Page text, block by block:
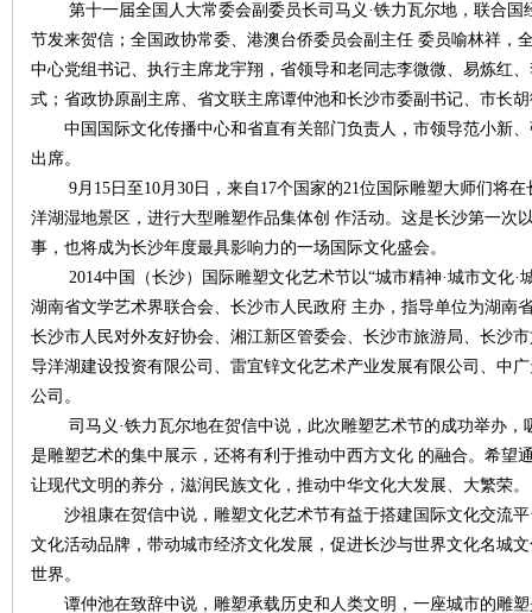
第十一届全国人大常委会副委员长司马义·铁力瓦尔地，联合国
节发来贺信；全国政协常委、港澳台侨委员会副主任 委员喻林祥，
中心党组书记、执行主席龙宇翔，省领导和老同志李微微、易炼红
式；省政协原副主席、省文联主席谭仲池和长沙市委副书记、市长
中国国际文化传播中心和省直有关部门负责人，市领导范小新、
出席。
9月15日至10月30日，来自17个国家的21位国际雕塑大师们将
洋湖湿地景区，进行大型雕塑作品集体创 作活动。这是长沙第一次
事，也将成为长沙年度最具影响力的一场国际文化盛会。
2014中国（长沙）国际雕塑文化艺术节以“城市精神·城市文化·
湖南省文学艺术界联合会、长沙市人民政府 主办，指导单位为湖南
长沙市人民对外友好协会、湘江新区管委会、长沙市旅游局、长沙
导洋湖建设投资有限公司、雷宜锌文化艺术产业发展有限公司、中
公司。
司马义·铁力瓦尔地在贺信中说，此次雕塑艺术节的成功举办，
是雕塑艺术的集中展示，还将有利于推动中西方文化 的融合。希望
让现代文明的养分，滋润民族文化，推动中华文化大发展、大繁荣。
沙祖康在贺信中说，雕塑文化艺术节有益于搭建国际文化交流平
文化活动品牌，带动城市经济文化发展，促进长沙与世界文化名城
世界。
谭仲池在致辞中说，雕塑承载历史和人类文明，一座城市的雕塑